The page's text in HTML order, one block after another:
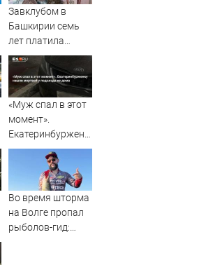
Завклубом в
Башкирии семь
лет платила
зарплату мужу-
прогульщику
«Муж спал в этот
момент».
Екатеринбурженку
нашли мертвой у
подъезда ее дома
Во время шторма
на Волге пропал
рыболов-гид: